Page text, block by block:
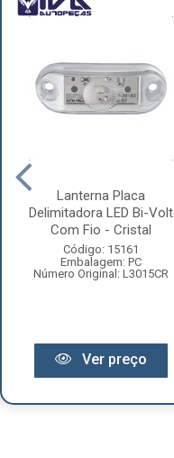
Lanterna Placa
Delimitadora LED Bi-Volt
Com Fio - Cristal
Código: 15161
Embalagem: PC
Número Original: L3015CR
Ver preço